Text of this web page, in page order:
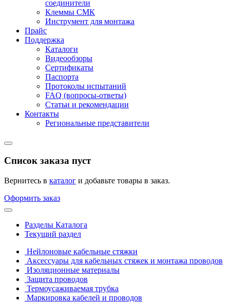
соединители
Клеммы СМК
Инструмент для монтажа
Прайс
Поддержка
Каталоги
Видеообзоры
Сертификаты
Паспорта
Протоколы испытаний
FAQ (вопросы-ответы)
Статьи и рекомендации
Контакты
Региональные представители
Список заказа пуст
Вернитесь в каталог и добавьте товары в заказ.
Оформить заказ
Разделы Каталога
Текущий раздел
Нейлоновые кабельные стяжки
Аксессуары для кабельных стяжек и монтажа проводов
Изоляционные материалы
Защита проводов
Термоусаживаемая трубка
Маркировка кабелей и проводов